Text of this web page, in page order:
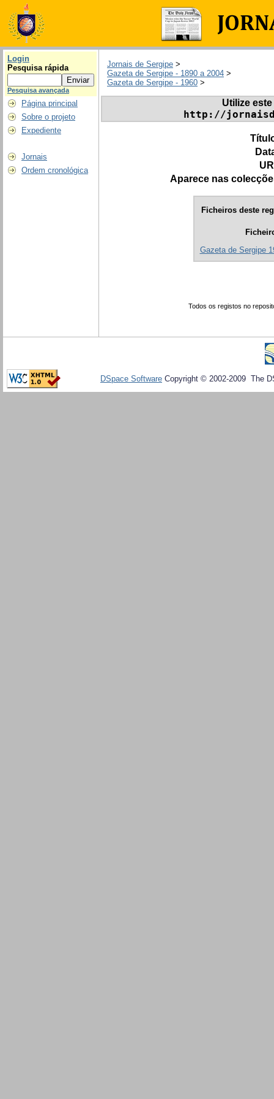
Login
Pesquisa rápida
Pesquisa avançada
Página principal
Sobre o projeto
Expediente
Jornais
Ordem cronológica
Jornais de Sergipe >
Gazeta de Sergipe - 1890 a 2004 >
Gazeta de Sergipe - 1960 >
Utilize
http://
Aparece nas
Ficheiros deste
Gazeta de Sergipe
Todos os registos no
DSpace Software Copyright © 2002-2009 The